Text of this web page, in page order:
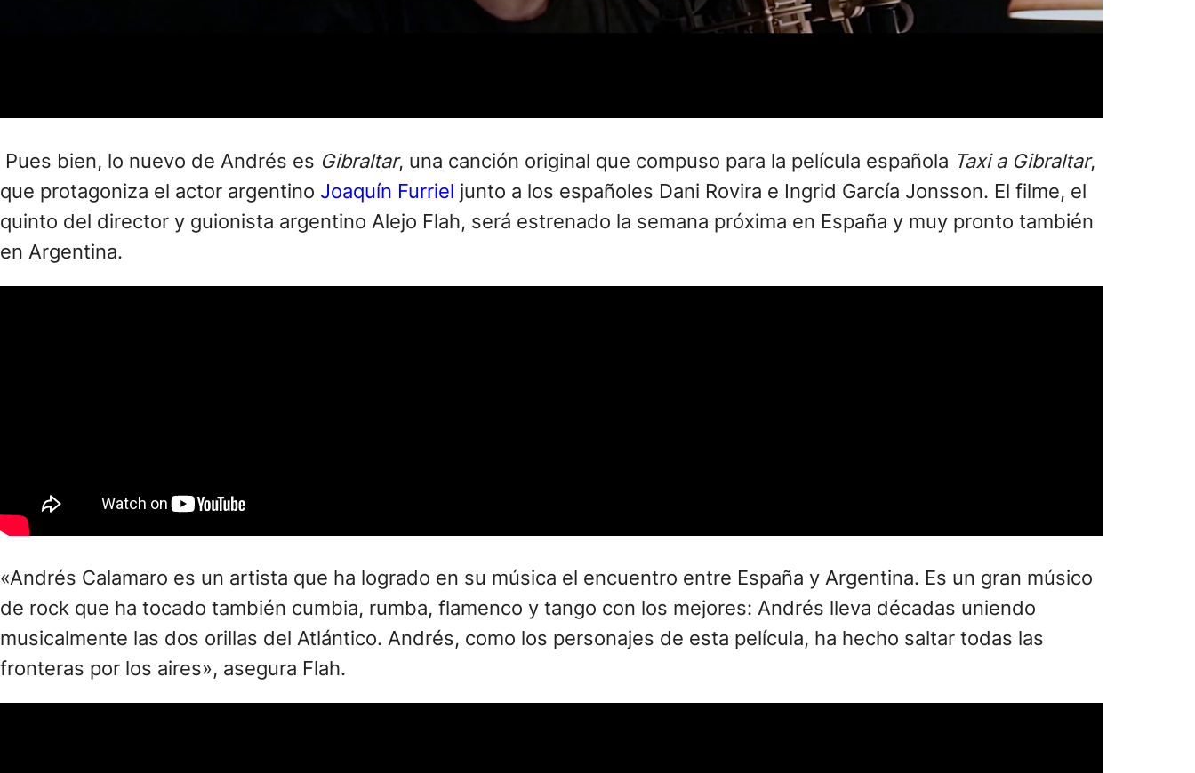
Pues bien, lo nuevo de Andrés es Gibraltar, una canción original que compuso para la película española Taxi a Gibraltar,
que protagoniza el actor argentino Joaquín Furriel junto a los españoles Dani Rovira e Ingrid García Jonsson. El filme, el
quinto del director y guionista argentino Alejo Flah, será estrenado la semana próxima en España y muy pronto también
en Argentina.
«Andrés Calamaro es un artista que ha logrado en su música el encuentro entre España y Argentina. Es un gran músico
de rock que ha tocado también cumbia, rumba, flamenco y tango con los mejores: Andrés lleva décadas uniendo
musicalmente las dos orillas del Atlántico. Andrés, como los personajes de esta película, ha hecho saltar todas las
fronteras por los aires», asegura Flah.